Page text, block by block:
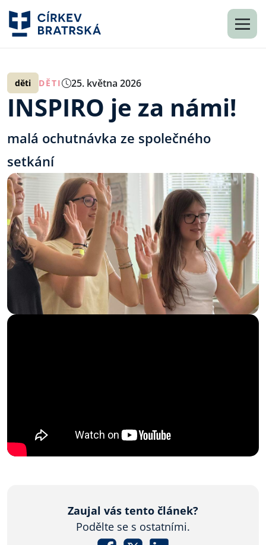
děti DĚTI 25. května 2026
INSPIRO je za námi!
malá ochutnávka ze společného
setkání
Zaujal vás tento článek?
Podělte se s ostatními.